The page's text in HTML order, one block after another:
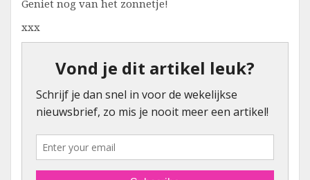
Geniet nog van het zonnetje!
xxx